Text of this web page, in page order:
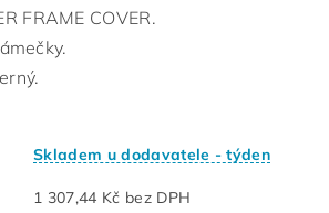
FRAME COVER.
Skladem u dodavatele - týden
1 307,44 Kč bez DPH